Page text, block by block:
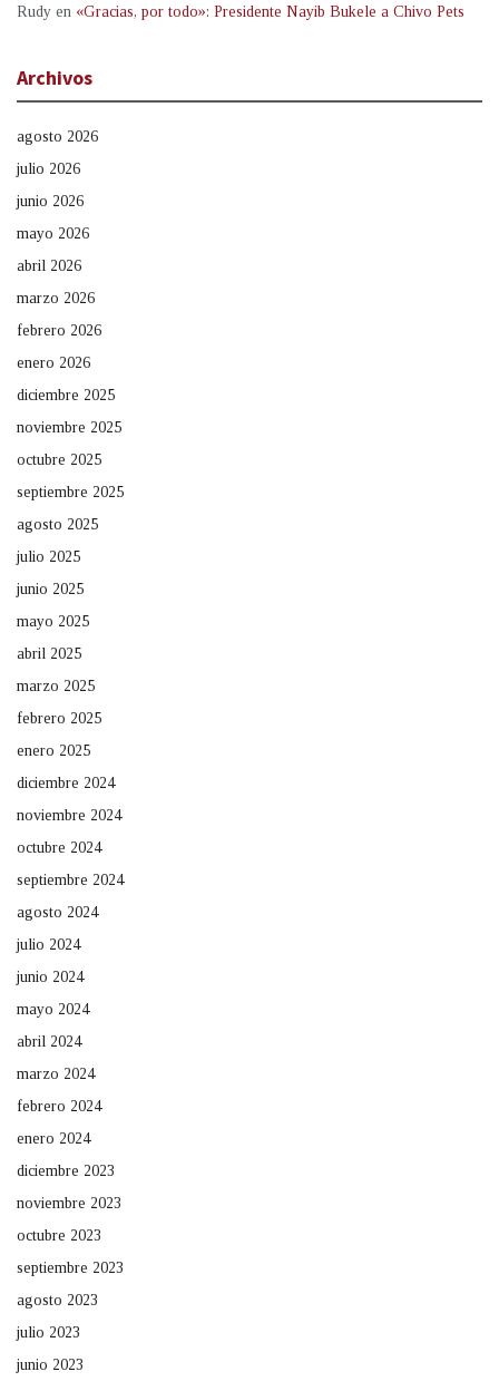
Rudy en «Gracias, por todo»: Presidente Nayib Bukele a Chivo Pets
Archivos
agosto 2026
julio 2026
junio 2026
mayo 2026
abril 2026
marzo 2026
febrero 2026
enero 2026
diciembre 2025
noviembre 2025
octubre 2025
septiembre 2025
agosto 2025
julio 2025
junio 2025
mayo 2025
abril 2025
marzo 2025
febrero 2025
enero 2025
diciembre 2024
noviembre 2024
octubre 2024
septiembre 2024
agosto 2024
julio 2024
junio 2024
mayo 2024
abril 2024
marzo 2024
febrero 2024
enero 2024
diciembre 2023
noviembre 2023
octubre 2023
septiembre 2023
agosto 2023
julio 2023
junio 2023